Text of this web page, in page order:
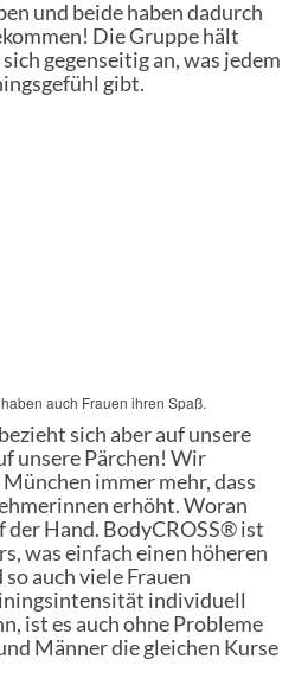
und beide haben dadurch
Die Gruppe hält
gegenseitig an, was jedem
gibt.
auch Frauen ihren Spaß.
sich aber auf unsere
unsere Pärchen! Wir
immer mehr, dass
erhöht. Woran
der Hand. BodyCROSS® ist
was einfach einen höheren
auch viele Frauen
individuell
ist es auch ohne Probleme
Männer die gleichen Kurse